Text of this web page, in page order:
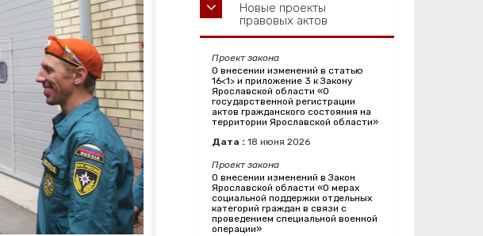
Новые проекты
правовых актов
Проект закона
О внесении изменений в статью
16<1> и приложение 3 к Закону
Ярославской области «О
государственной регистрации
актов гражданского состояния на
территории Ярославской области»
Дата : 18 июня 2026
Проект закона
О внесении изменений в Закон
Ярославской области «О мерах
социальной поддержки отдельных
категорий граждан в связи с
проведением специальной военной
операции»